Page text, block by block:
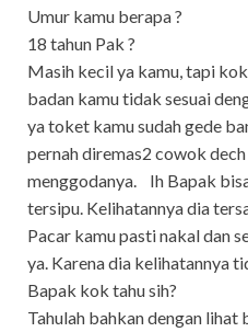
Umur kamu berapa ?
18 tahun Pak ?
Masih kecil ya kamu, tapi
badan kamu tidak sesuai
ya toket kamu sudah gede
pernah diremas2 cowok
menggodanya. Ih Bapak bisa
tersipu. Kelihatannya dia
Pacar kamu pasti nakal dan
ya. Karena dia kelihatannya
Bapak kok tahu sih?
Tahulah bahkan dengan